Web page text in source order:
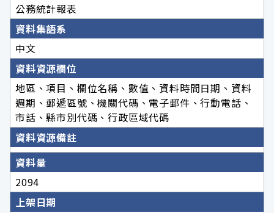
公務統計報表
資料集語系
中文
資料資源欄位
地區、項目、欄位名稱、數值、資料時間日期、資料
週期、郵遞區號、機關代碼、電子郵件、行動電話、
市話、縣市別代碼、行政區域代碼
資料資源備註
資料量
2094
上架日期